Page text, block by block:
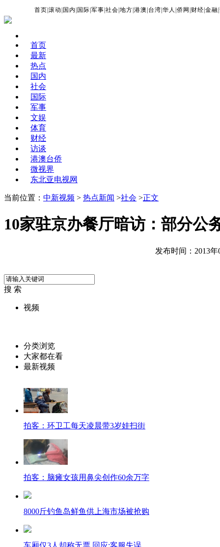
首页 |滚动 国内 国际 |军事 |社会 |地方 |港澳 台湾 |华人 |侨网 财经 |金融 |
首页
最新
热点
国内
社会
国际
军事
文娱
体育
财经
访谈
港澳台侨
微视界
东北亚电视网
当前位置： 中新视频 > 热点新闻 >社会 >正文
10家驻京办餐厅暗访：部分公
发布时间：2013年
搜 索
视频
分类浏览
大家都在看
最新视频
拍客：环卫工每天凌晨带3岁娃扫街
拍客：脑瘫女孩用鼻尖创作60余万字
8000斤钓鱼岛鲜鱼供上海市场被抢购
车厢仅3人却称无票 回应:客服失误